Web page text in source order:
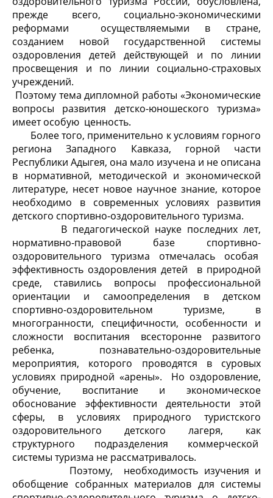
прежде всего, социально-экономическими
реформами осуществляемыми в стране,
созданием новой государственной системы
оздоровления детей действующей и по линии
просвещения и по линии социально-страховых
учреждений.
Поэтому тема дипломной работы «Экономические
вопросы развития детско-юношеского туризма»
имеет особую ценность.
Более того, применительно к условиям горного
региона Западного Кавказа, горной части
Республики Адыгея, она мало изучена и не описана
в нормативной, методической и экономической
литературе, несет новое научное знание, которое
необходимо в современных условиях развития
детского спортивно-оздоровительного туризма.
В педагогической науке последних лет,
нормативно-правовой базе спортивно-
оздоровительного туризма отмечалась особая
эффективность оздоровления детей в природной
среде, ставились вопросы профессиональной
ориентации и самоопределения в детском
спортивно-оздоровительном туризме, в
многогранности, специфичности, особенности и
сложности воспитания всесторонне развитого
ребенка, познавательно-оздоровительные
мероприятия, которого проводятся в суровых
условиях природной «арены». Но оздоровление,
обучение, воспитание и экономическое
обоснование эффективности деятельности этой
сферы, в условиях природного туристского
оздоровительного детского лагеря, как
структурного подразделения коммерческой
системы туризма не рассматривалось.
Поэтому, необходимость изучения и
обобщение собранных материалов для системы